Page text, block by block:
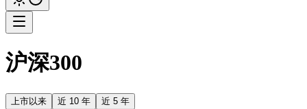
沪深300
上市以来 近 10 年 近 5 年